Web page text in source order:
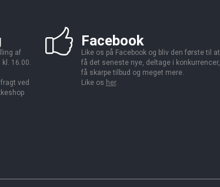
af
kl. 16.00.
ved
Facebook
Like os på Facebook og bliv den første til at
få det seneste nye, deltage i konkurrencer,
få skarpe tilbud og meget mere.
Like os her.